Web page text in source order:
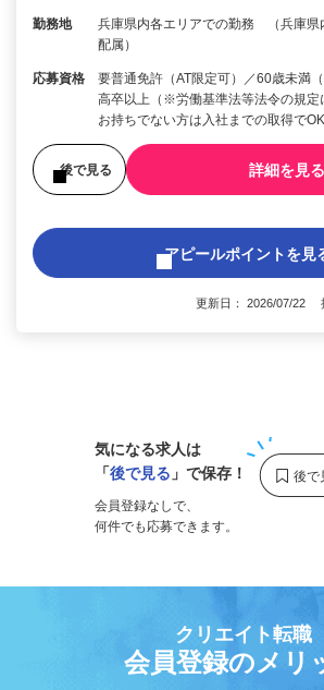
勤務地
兵庫県内各エリアでの勤務 （兵庫県
配属）
応募資格
要普通免許（AT限定可）／60歳未満
高卒以上（※労働基準法等法令の規
お持ちでない方は入社までの取得でOK
後で見る 詳細を見る
アピールポイントを見
更新日： 2026/07/22
気になる求人は
「後で見る 」で保存！
会員登録なしで、
何件でも応募できます。
クリエイト転職
会員登録のメリ